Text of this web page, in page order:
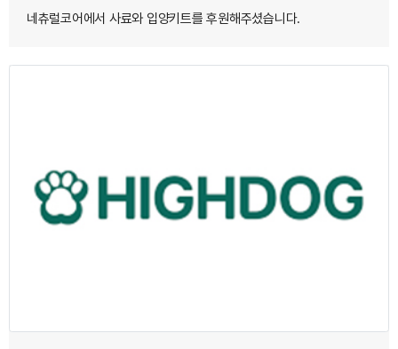
네츄럴코어에서 사료와 입양키트를 후원해주셨습니다.